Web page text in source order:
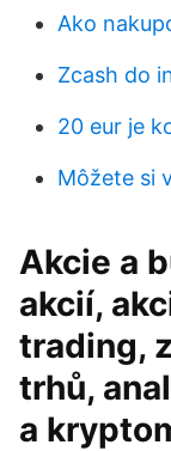
Ako
Zcash do
20 eur je
Môžete si
Akcie a
akcií,
trading,
trhů,
a